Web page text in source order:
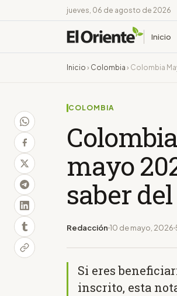
jueves, 06 de agosto de 2026
Inicio
Inicio › Colombia › Colombia
COLOMBIA
mayo
saber
Redacción 10 de mayo, 2026
Si eres
inscrito, esta